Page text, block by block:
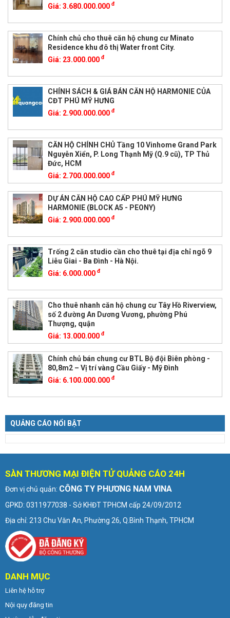
Giá: 3.680.000.000 đ
Chính chủ cho thuê căn hộ chung cư Minato
Residence khu đô thị Water front City.
Giá: 23.000.000 đ
CHÍNH SÁCH & GIÁ BÁN CĂN HỘ HARMONIE CỦA
CĐT PHÚ MỸ HƯNG
Giá: 2.900.000.000 đ
CĂN HỘ CHÍNH CHỦ Tầng 10 Vinhome Grand Park
Nguyễn Xiển, P. Long Thạnh Mỹ (Q.9 cũ), TP Thủ
Đức, HCM
Giá: 2.700.000.000 đ
DỰ ÁN CĂN HỘ CAO CẤP PHÚ MỸ HƯNG
HARMONIE (BLOCK A5 - PEONY)
Giá: 2.900.000.000 đ
Trống 2 căn studio cần cho thuê tại địa chỉ ngõ 9
Liễu Giai - Ba Đình - Hà Nội.
Giá: 6.000.000 đ
Cho thuê nhanh căn hộ chung cư Tây Hồ Riverview,
số 2 đường An Dương Vương, phường Phú
Thượng, quận
Giá: 13.000.000 đ
Chính chủ bán chung cư BTL Bộ đội Biên phòng -
80,8m2 – Vị trí vàng Cầu Giấy - Mỹ Đình
Giá: 6.100.000.000 đ
QUẢNG CÁO NỔI BẬT
SÀN THƯƠNG MẠI ĐIỆN TỬ QUẢNG CÁO 24H
Đơn vị chủ quản: CÔNG TY PHƯƠNG NAM VINA
GPKD: 0311977038 - Sở KHĐT TPHCM cấp 24/09/2012
Địa chỉ: 213 Chu Văn An, Phường 26, Q.Bình Thạnh, TPHCM
DANH MỤC
Liên hệ hỗ trợ
Nội quy đăng tin